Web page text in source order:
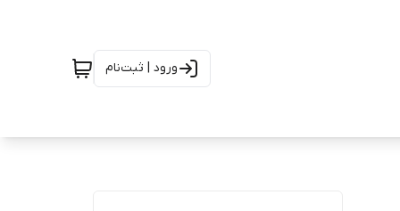
ورود | ثبت‌نام